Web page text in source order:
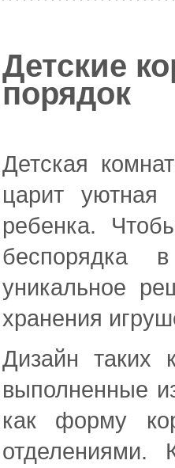
Детские
порядок
Детская
царит уютная
ребенка.
беспорядка
уникальное
хранения
Дизайн таких
выполненные
как форму
отделениями.